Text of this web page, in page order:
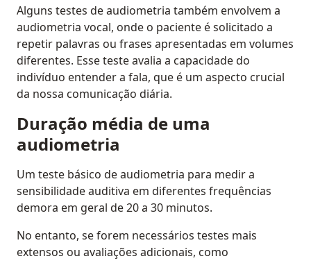
Alguns testes de audiometria também envolvem a
audiometria vocal, onde o paciente é solicitado a
repetir palavras ou frases apresentadas em volumes
diferentes. Esse teste avalia a capacidade do
indivíduo entender a fala, que é um aspecto crucial
da nossa comunicação diária.
Duração média de uma
audiometria
Um teste básico de audiometria para medir a
sensibilidade auditiva em diferentes frequências
demora em geral de 20 a 30 minutos.
No entanto, se forem necessários testes mais
extensos ou avaliações adicionais, como